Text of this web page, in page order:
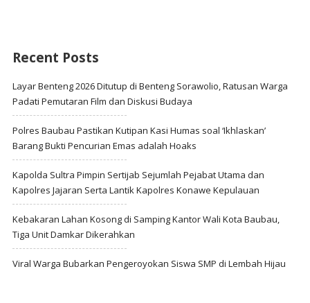
Recent Posts
Layar Benteng 2026 Ditutup di Benteng Sorawolio, Ratusan Warga
Padati Pemutaran Film dan Diskusi Budaya
Polres Baubau Pastikan Kutipan Kasi Humas soal ‘Ikhlaskan’
Barang Bukti Pencurian Emas adalah Hoaks
Kapolda Sultra Pimpin Sertijab Sejumlah Pejabat Utama dan
Kapolres Jajaran Serta Lantik Kapolres Konawe Kepulauan
Kebakaran Lahan Kosong di Samping Kantor Wali Kota Baubau,
Tiga Unit Damkar Dikerahkan
Viral Warga Bubarkan Pengeroyokan Siswa SMP di Lembah Hijau